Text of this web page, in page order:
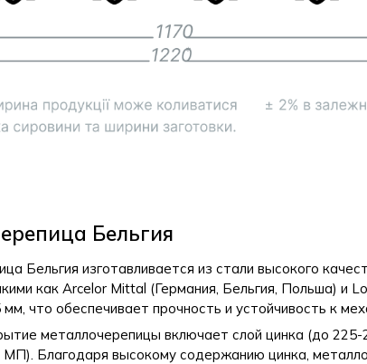
Бельгия
Бельгия изготавливается из стали высокого
как Arcelor Mittal (Германия, Бельгия, Польша) и
что обеспечивает прочность и устойчивость к
металлочерепицы включает слой цинка (до 225-
МП). Благодаря высокому содержанию цинка,